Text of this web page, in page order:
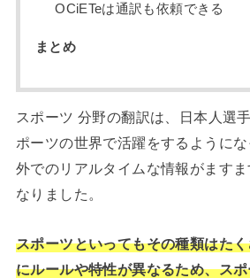
OCiETeは通訳も依頼できる
まとめ
スポーツ 分野の翻訳は、日本人選
ポーツの世界で活躍をするように
外でのリアルタイムな情報がます
なりました。
スポーツといってもその種類はた
にルールや特性が異なるため、ス